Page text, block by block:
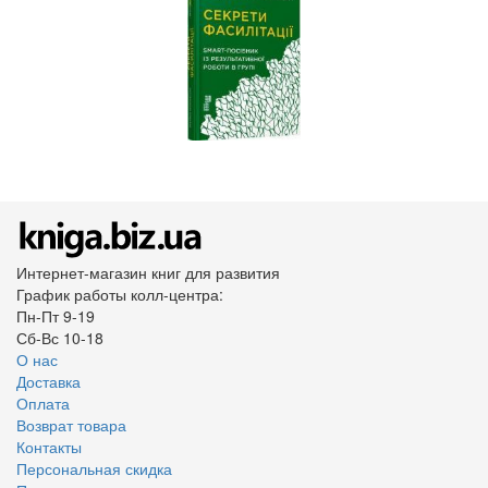
Интернет-магазин книг для развития
График работы колл-центра:
Пн-Пт 9-19
Сб-Вс 10-18
О нас
Доставка
Оплата
Возврат товара
Контакты
Персональная скидка